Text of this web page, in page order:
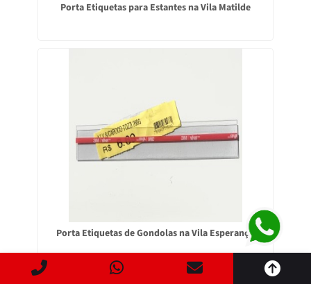
Porta Etiquetas para Estantes na Vila Matilde
Porta Etiquetas de Gondolas na Vila Esperança
ACEITAR